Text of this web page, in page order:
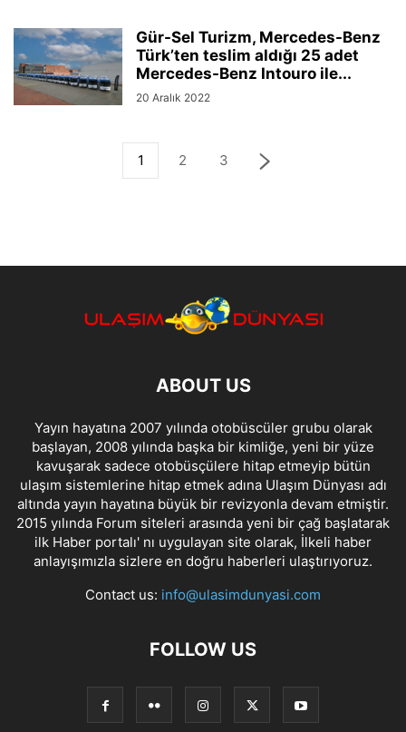
Gür-Sel Turizm, Mercedes-Benz
Türk’ten teslim aldığı 25 adet
Mercedes-Benz Intouro ile...
20 Aralık 2022
1 2 3
ABOUT US
Yayın hayatına 2007 yılında otobüscüler grubu olarak
başlayan, 2008 yılında başka bir kimliğe, yeni bir yüze
kavuşarak sadece otobüsçülere hitap etmeyip bütün
ulaşım sistemlerine hitap etmek adına Ulaşım Dünyası adı
altında yayın hayatına büyük bir revizyonla devam etmiştir.
2015 yılında Forum siteleri arasında yeni bir çağ başlatarak
ilk Haber portalı' nı uygulayan site olarak, İlkeli haber
anlayışımızla sizlere en doğru haberleri ulaştırıyoruz.
Contact us: info@ulasimdunyasi.com
FOLLOW US